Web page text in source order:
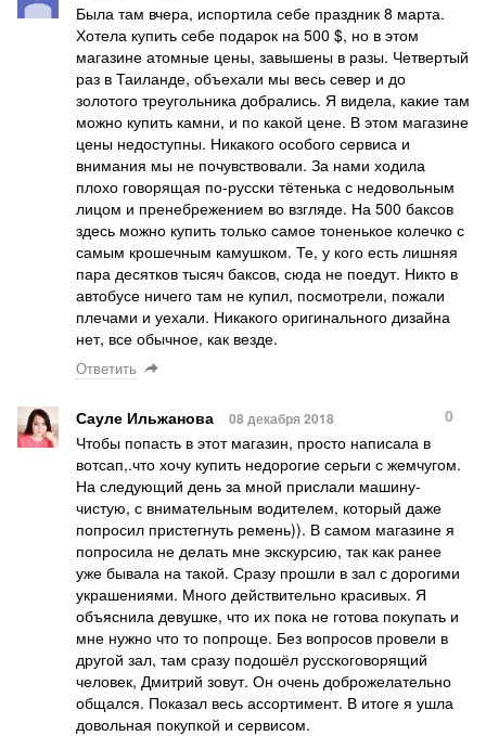
Была там вчера, испортила себе праздник 8 марта.
Хотела купить себе подарок на 500 $, но в этом
магазине атомные цены, завышены в разы. Четвертый
раз в Таиланде, объехали мы весь север и до
золотого треугольника добрались. Я видела, какие там
можно купить камни, и по какой цене. В этом магазине
цены недоступны. Никакого особого сервиса и
внимания мы не почувствовали. За нами ходила
плохо говорящая по-русски тётенька с недовольным
лицом и пренебрежением во взгляде. На 500 баксов
здесь можно купить только самое тоненькое колечко с
самым крошечным камушком. Те, у кого есть лишняя
пара десятков тысяч баксов, сюда не поедут. Никто в
автобусе ничего там не купил, посмотрели, пожали
плечами и уехали. Никакого оригинального дизайна
нет, все обычное, как везде.
Ответить
Сауле Ильжанова 08 декабря 2018
Чтобы попасть в этот магазин, просто написала в
вотсап,.что хочу купить недорогие серьги с жемчугом.
На следующий день за мной прислали машину-
чистую, с внимательным водителем, который даже
попросил пристегнуть ремень)). В самом магазине я
попросила не делать мне экскурсию, так как ранее
уже бывала на такой. Сразу прошли в зал с дорогими
украшениями. Много действительно красивых. Я
объяснила девушке, что их пока не готова покупать и
мне нужно что то попроще. Без вопросов провели в
другой зал, там сразу подошёл русскоговорящий
человек, Дмитрий зовут. Он очень доброжелательно
общался. Показал весь ассортимент. В итоге я ушла
довольная покупкой и сервисом.
0